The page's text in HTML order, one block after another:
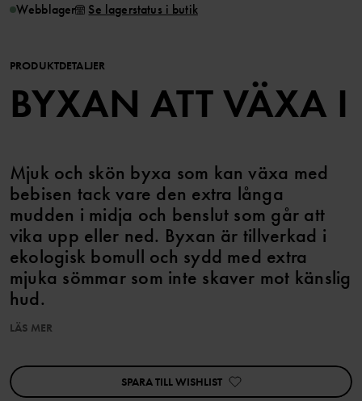
Webblager Se lagerstatus i butik
PRODUKTDETALJER
BYXAN ATT VÄXA I
Mjuk och skön byxa som kan växa med
bebisen tack vare den extra långa
mudden i midja och benslut som går att
vika upp eller ned. Byxan är tillverkad i
ekologisk bomull och sydd med extra
mjuka sömmar som inte skaver mot känslig
hud.
• Extra långa muddar
• Bakficka
LÄS MER
SPARA TILL WISHLIST